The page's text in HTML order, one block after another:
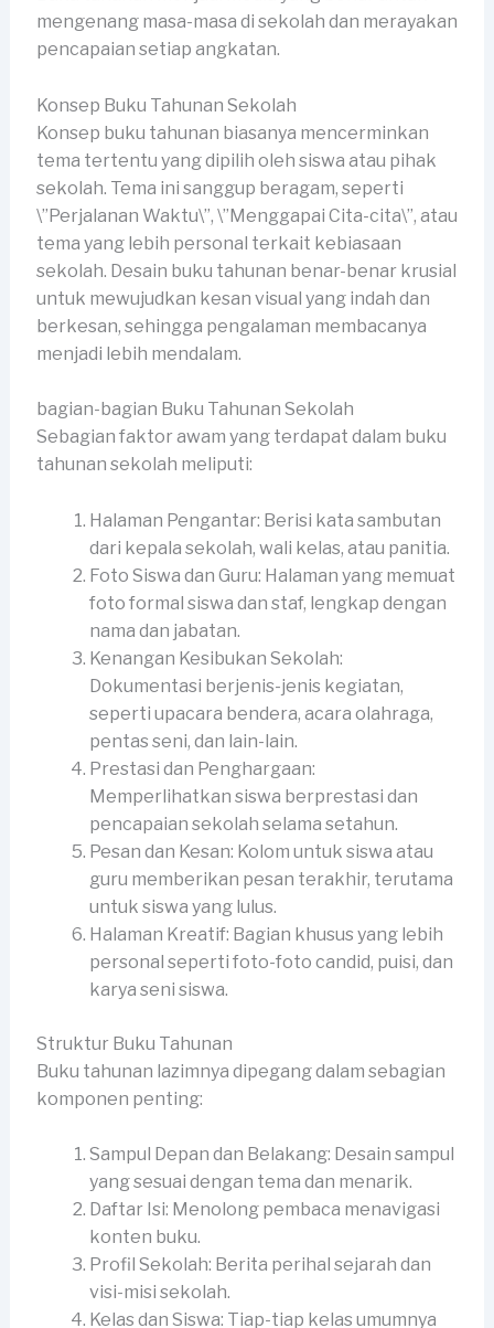
mengenang masa-masa di sekolah dan merayakan
pencapaian setiap angkatan.
Konsep Buku Tahunan Sekolah
Konsep buku tahunan biasanya mencerminkan
tema tertentu yang dipilih oleh siswa atau pihak
sekolah. Tema ini sanggup beragam, seperti
\”Perjalanan Waktu\”, \”Menggapai Cita-cita\”, atau
tema yang lebih personal terkait kebiasaan
sekolah. Desain buku tahunan benar-benar krusial
untuk mewujudkan kesan visual yang indah dan
berkesan, sehingga pengalaman membacanya
menjadi lebih mendalam.
bagian-bagian Buku Tahunan Sekolah
Sebagian faktor awam yang terdapat dalam buku
tahunan sekolah meliputi:
Halaman Pengantar: Berisi kata sambutan
dari kepala sekolah, wali kelas, atau panitia.
Foto Siswa dan Guru: Halaman yang memuat
foto formal siswa dan staf, lengkap dengan
nama dan jabatan.
Kenangan Kesibukan Sekolah:
Dokumentasi berjenis-jenis kegiatan,
seperti upacara bendera, acara olahraga,
pentas seni, dan lain-lain.
Prestasi dan Penghargaan:
Memperlihatkan siswa berprestasi dan
pencapaian sekolah selama setahun.
Pesan dan Kesan: Kolom untuk siswa atau
guru memberikan pesan terakhir, terutama
untuk siswa yang lulus.
Halaman Kreatif: Bagian khusus yang lebih
personal seperti foto-foto candid, puisi, dan
karya seni siswa.
Struktur Buku Tahunan
Buku tahunan lazimnya dipegang dalam sebagian
komponen penting:
Sampul Depan dan Belakang: Desain sampul
yang sesuai dengan tema dan menarik.
Daftar Isi: Menolong pembaca menavigasi
konten buku.
Profil Sekolah: Berita perihal sejarah dan
visi-misi sekolah.
Kelas dan Siswa: Tiap-tiap kelas umumnya